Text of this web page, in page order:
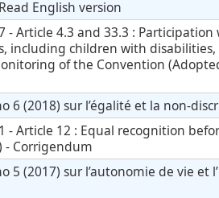
English version
- Article 4.3 and 33.3 : Participation
including children with
of the Convention
6 (2018) sur l’égalité et la non-
- Article 12 : Equal recognition
- Corrigendum
5 (2017) sur l’autonomie de vie et